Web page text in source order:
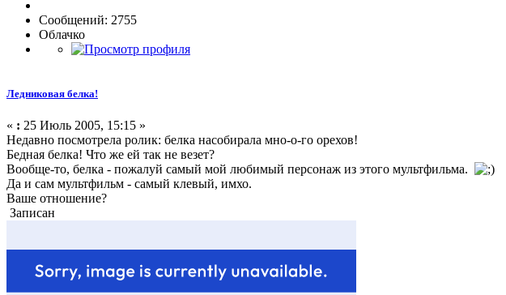
Сообщений: 2755
Облачко
Ледниковая белка!
« : 25 Июль 2005, 15:15 »
Недавно посмотрела ролик: белка насобирала мно-о-го орехов!
Бедная белка! Что же ей так не везет?
Вообще-то, белка - пожалуй самый мой любимый персонаж из этого мультфильма.
Да и сам мультфильм - самый клевый, имхо.
Ваше отношение?
Записан